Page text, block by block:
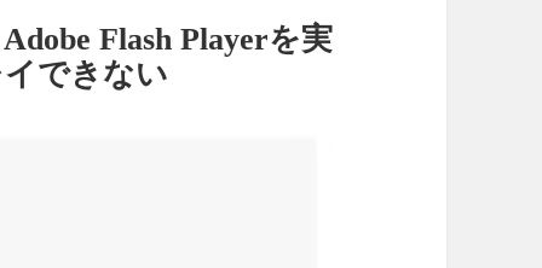
Flash Playerを実
できない